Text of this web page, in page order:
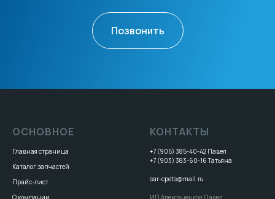
Позвонить
ОСНОВНОЕ
Главная страница
Каталог запчастей
Прайс-лист
О компании
КОНТАКТЫ
+7 (905) 385-40-42 Павел
+7 (903) 383-60-16Татьяна
sar-cpets@mail.ru
ИП Алексаненков Павел